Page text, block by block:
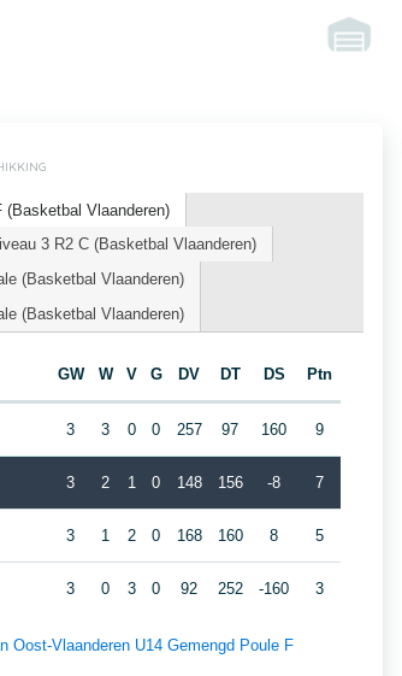
(Basketbal Vlaanderen)
3 R2 C (Basketbal Vlaanderen)
(Basketbal Vlaanderen)
(Basketbal Vlaanderen)
GW W V G DV DT DS Ptn
3 3 0 0 257 97 160 9
3 2 1 0 148 156 -8 7
3 1 2 0 168 160 8 5
3 0 3 0 92 252 -160 3
Oost-Vlaanderen U14 Gemengd Poule F